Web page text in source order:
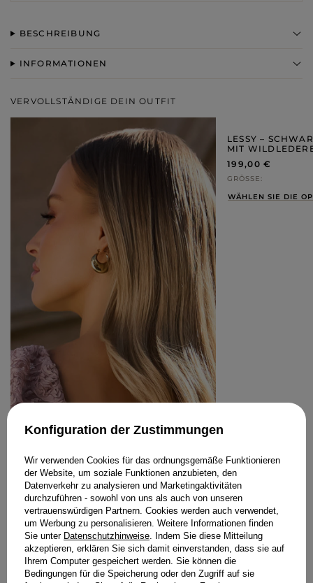
BESCHREIBUNG
INFORMATIONEN
VERVOLLSTÄNDIGE DEIN OUTFIT
49,00 €
GRÖSSE
IN DEN WARENKORB
LESSY –
MIT
199,00 €
GRÖSSE
WÄHLEN SIE DIE
STYLING KAUFEN
Konfiguration der Zustimmungen
Wir verwenden Cookies für das ordnungsgemäße Funktionieren
der Website, um soziale Funktionen anzubieten, den
Datenverkehr zu analysieren und Marketingaktivitäten
durchzuführen - sowohl von uns als auch von unseren
vertrauenswürdigen Partnern. Cookies werden auch verwendet,
um Werbung zu personalisieren. Weitere Informationen finden
Sie unter Datenschutzhinweise. Indem Sie diese Mitteilung
akzeptieren, erklären Sie sich damit einverstanden, dass sie auf
Ihrem Computer gespeichert werden. Sie können die
Bedingungen für die Speicherung oder den Zugriff auf sie